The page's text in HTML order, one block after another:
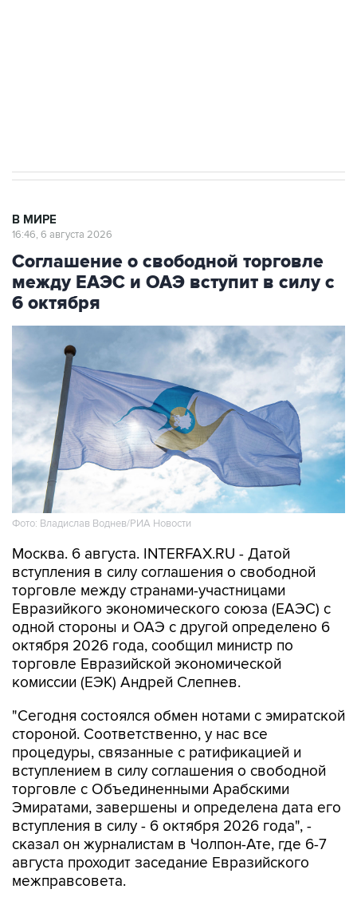
В МИРЕ
16:46, 6 августа 2026
Соглашение о свободной торговле
между ЕАЭС и ОАЭ вступит в силу с
6 октября
Фото: Владислав Воднев/РИА Новости
Москва. 6 августа. INTERFAX.RU - Датой
вступления в силу соглашения о свободной
торговле между странами-участницами
Евразийкого экономического союза (ЕАЭС) с
одной стороны и ОАЭ с другой определено 6
октября 2026 года, сообщил министр по
торговле Евразийской экономической
комиссии (ЕЭК) Андрей Слепнев.
"Сегодня состоялся обмен нотами с эмиратской
стороной. Соответственно, у нас все
процедуры, связанные с ратификацией и
вступлением в силу соглашения о свободной
торговле с Объединенными Арабскими
Эмиратами, завершены и определена дата его
вступления в силу - 6 октября 2026 года", -
сказал он журналистам в Чолпон-Ате, где 6-7
августа проходит заседание Евразийского
межправсовета.